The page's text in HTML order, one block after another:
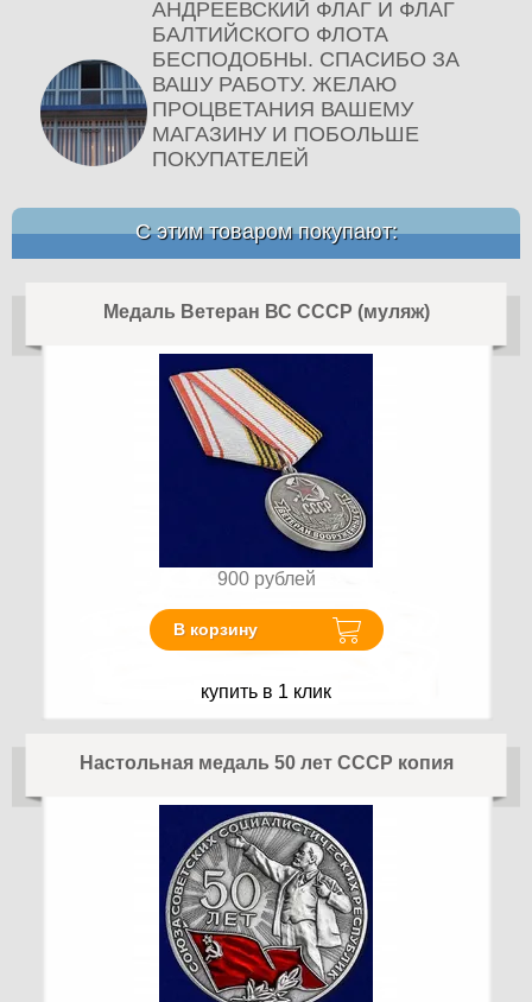
АНДРЕЕВСКИЙ ФЛАГ И ФЛАГ
БАЛТИЙСКОГО ФЛОТА
БЕСПОДОБНЫ. СПАСИБО ЗА
ВАШУ РАБОТУ. ЖЕЛАЮ
ПРОЦВЕТАНИЯ ВАШЕМУ
МАГАЗИНУ И ПОБОЛЬШЕ
ПОКУПАТЕЛЕЙ
С этим товаром покупают:
Медаль Ветеран ВС СССР (муляж)
900 рублей
В корзину
купить в 1 клик
Настольная медаль 50 лет СССР копия